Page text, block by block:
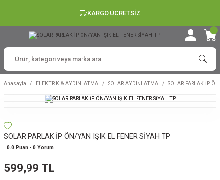
KARGO ÜCRETSİZ
Anasayfa ELEKTRİK & AYDINLATMA SOLAR AYDINLATMA SOLAR PARLAK İP
SOLAR PARLAK İP ÖN/YAN IŞIK EL FENER SİYAH TP
0.0 Puan - 0 Yorum
599,99 TL